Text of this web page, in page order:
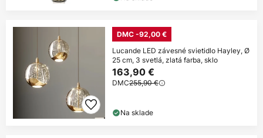
DMC -92,00 €
Lucande LED závesné svietidlo Hayley, Ø
25 cm, 3 svetlá, zlatá farba, sklo
163,90 €
DMC255,90 €
Na sklade